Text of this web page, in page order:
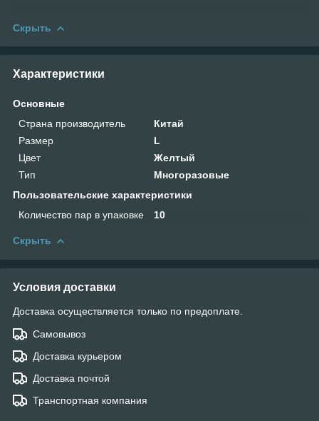
Скрыть
Характеристики
Основные
Страна производитель
Китай
Размер
L
Цвет
Желтый
Тип
Многоразовые
Пользовательские характеристики
Количество пар в упаковке
10
Скрыть
Условия доставки
Доставка осуществляется только по предоплате.
Самовывоз
Доставка курьером
Доставка почтой
Транспортная компания